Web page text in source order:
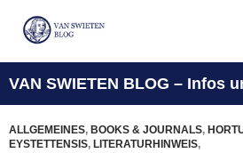
VAN SWIETEN BLOG – Infos
SPRINGEN
ALLGEMEINES, BOOKS & JOURNALS,
EYSTETTENSIS, LITERATURHINWEIS,